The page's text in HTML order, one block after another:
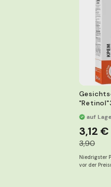
auf
3,12 €
3,90
Niedrigster
vor der